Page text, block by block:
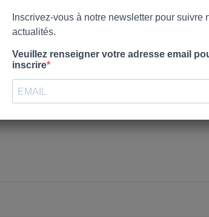
Créer une nouvelle liste
Annuler Créer
Annuler